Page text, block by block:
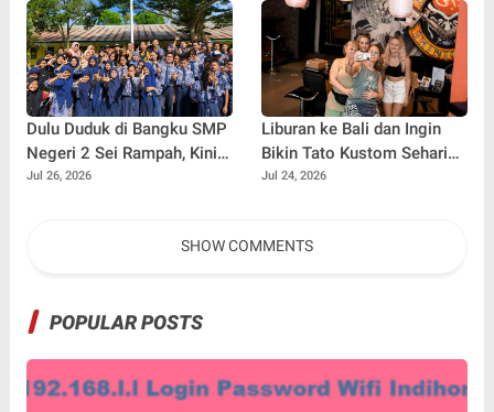
dan Internasional
Dulu Duduk di Bangku SMP
Negeri 2 Sei Rampah, Kini
Penulis Mulai Aja Dulu
Menginspirasi Generasi
Jul 26, 2026
Liburan ke Bali dan Ingin
Bikin Tato Kustom Sehari
Jadi? Ini Panduannya
Jul 24, 2026
SHOW COMMENTS
POPULAR POSTS